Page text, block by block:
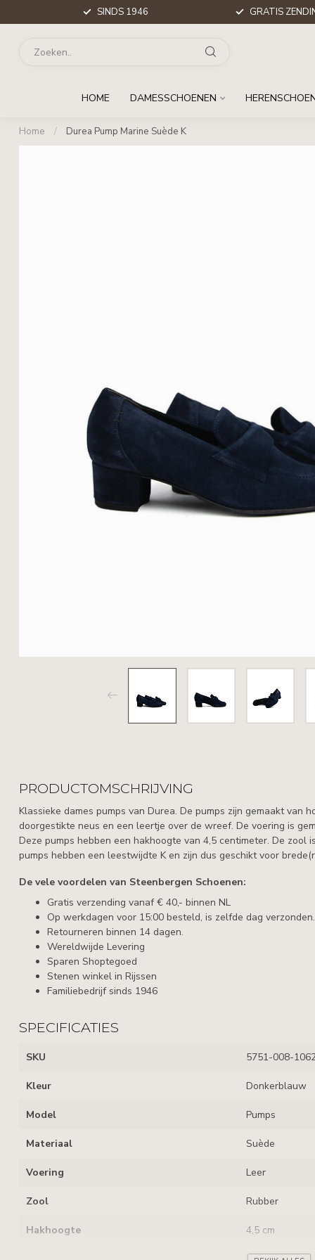
SINDS 1946 GRATIS
HOME DAMESSCHOENEN
Home / Durea Pump Marine Suède K
PRODUCTOMSCHRIJVING
Klassieke dames pumps van Durea. De pumps zijn gemaakt van
doorgestikte neus en een leertje over de wreef. De voering is
Deze pumps hebben een hakhoogte van 4,5 centimeter. De zool
pumps hebben een leestwijdte K en zijn dus geschikt voor
De vele voordelen van Steenbergen Schoenen:
Gratis verzending vanaf € 40,- binnen NL
Op werkdagen voor 15:00 besteld, is zelfde dag verzonden.
Retourneren binnen 14 dagen.
Wereldwijde Levering
Sparen Shoptegoed
Stenen winkel in Rijssen
Familiebedrijf sinds 1946
SPECIFICATIES
SKU 5751-008-
Kleur Donkerblauw
Model Pumps
Materiaal Suède
Voering Leer
Zool Rubber
Hakhoogte 4,5 cm